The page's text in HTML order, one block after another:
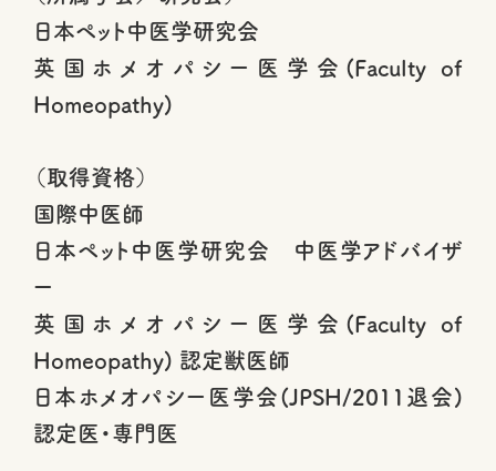
日本ペット中医学研究会
英国ホメオパシー医学会(Faculty of
Homeopathy)
（取得資格）
国際中医師
日本ペット中医学研究会 中医学アドバイザ
ー
英国ホメオパシー医学会(Faculty of
Homeopathy) 認定獣医師
日本ホメオパシー医学会(JPSH/2011退会)
認定医・専門医